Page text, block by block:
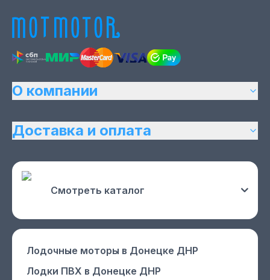
О компании
Доставка и оплата
Смотреть каталог
Лодочные моторы в Донецке ДНР
Лодки ПВХ в Донецке ДНР